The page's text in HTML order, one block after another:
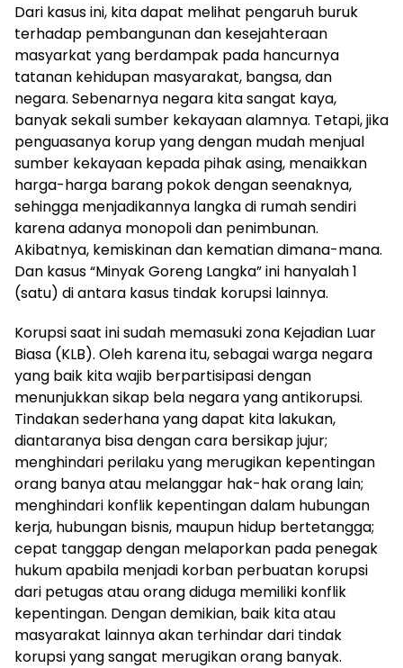
Dari kasus ini, kita dapat melihat pengaruh buruk
terhadap pembangunan dan kesejahteraan
masyarkat yang berdampak pada hancurnya
tatanan kehidupan masyarakat, bangsa, dan
negara. Sebenarnya negara kita sangat kaya,
banyak sekali sumber kekayaan alamnya. Tetapi, jika
penguasanya korup yang dengan mudah menjual
sumber kekayaan kepada pihak asing, menaikkan
harga-harga barang pokok dengan seenaknya,
sehingga menjadikannya langka di rumah sendiri
karena adanya monopoli dan penimbunan.
Akibatnya, kemiskinan dan kematian dimana-mana.
Dan kasus “Minyak Goreng Langka” ini hanyalah 1
(satu) di antara kasus tindak korupsi lainnya.
Korupsi saat ini sudah memasuki zona Kejadian Luar
Biasa (KLB). Oleh karena itu, sebagai warga negara
yang baik kita wajib berpartisipasi dengan
menunjukkan sikap bela negara yang antikorupsi.
Tindakan sederhana yang dapat kita lakukan,
diantaranya bisa dengan cara bersikap jujur;
menghindari perilaku yang merugikan kepentingan
orang banya atau melanggar hak-hak orang lain;
menghindari konflik kepentingan dalam hubungan
kerja, hubungan bisnis, maupun hidup bertetangga;
cepat tanggap dengan melaporkan pada penegak
hukum apabila menjadi korban perbuatan korupsi
dari petugas atau orang diduga memiliki konflik
kepentingan. Dengan demikian, baik kita atau
masyarakat lainnya akan terhindar dari tindak
korupsi yang sangat merugikan orang banyak.